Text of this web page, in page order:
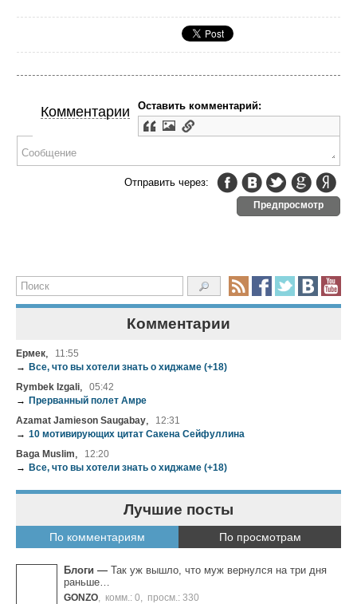
Комментарии
Ермек,
11:55
→
Все, что вы хотели знать о хиджаме (+18)
Rymbek Izgali, 05:42
→
Прерванный полет Амре
Azamat Jamieson Saugabay,
12:31
→ 10 мотивирующих цитат Сакена Сейфуллина
Baga Muslim,
12:20
→
Все, что вы хотели знать о хиджаме (+18)
Лучшие посты
По комментариям По просмотрам
Блоги — Так уж вышло, что муж вернулся на три дня
раньше…
GONZO комм.: 0 просм.: 330
Комментарии Оставить комментарий:
Отправить через:
Предпросмотр